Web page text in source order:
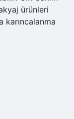
ürünleri
karıncalanma